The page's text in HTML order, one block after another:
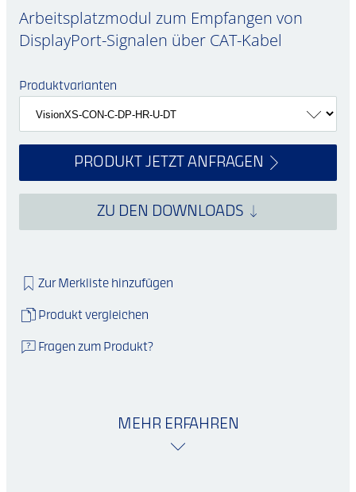
Arbeitsplatzmodul zum Empfangen von
DisplayPort-Signalen über CAT-Kabel
Produktvarianten
PRODUKT JETZT ANFRAGEN
ZU DEN DOWNLOADS
Zur Merkliste hinzufügen
Produkt vergleichen
Fragen zum Produkt?
MEHR ERFAHREN